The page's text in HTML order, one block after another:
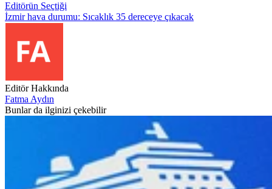
Editörün Seçtiği
İzmir hava durumu: Sıcaklık 35 dereceye çıkacak
Editör Hakkında
Fatma Aydın
Bunlar da ilginizi çekebilir